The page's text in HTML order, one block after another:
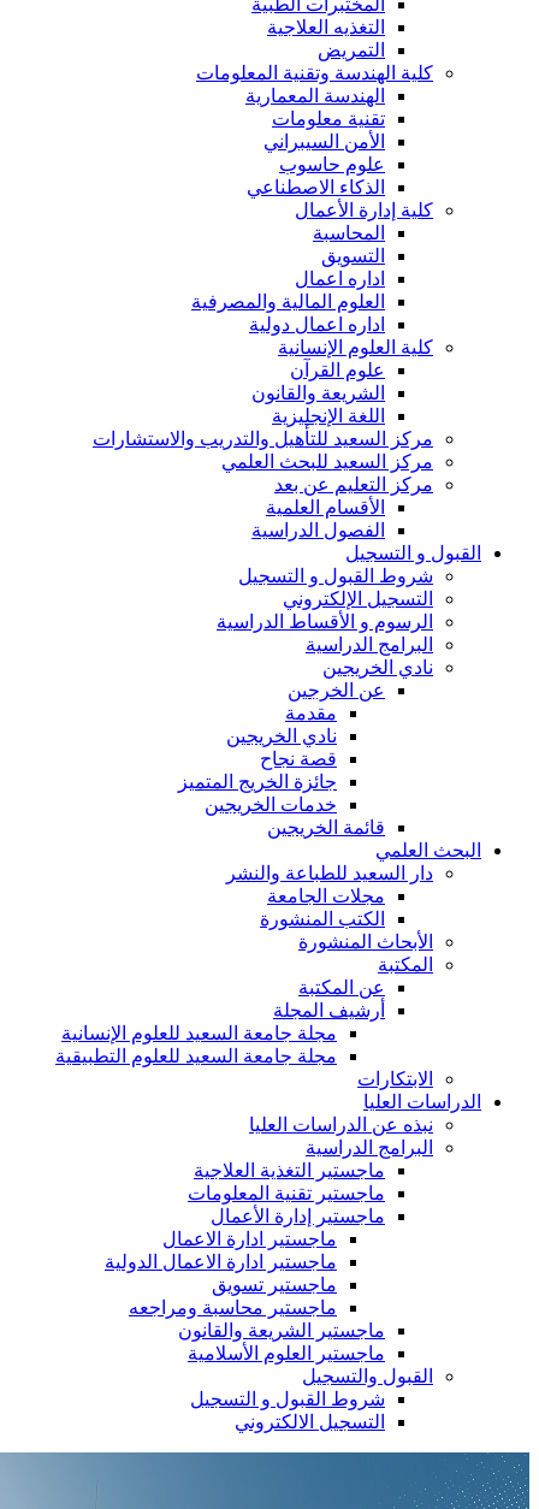
المختبرات الطبية
التغذيه العلاجية
التمريض
كلية الهندسة وتقنية المعلومات
الهندسة المعمارية
تقنية معلومات
الأمن السيبراني
علوم حاسوب
الذكاء الاصطناعي
كلية إدارة الأعمال
المحاسبة
التسويق
اداره اعمال
العلوم المالية والمصرفية
اداره اعمال دولية
كلية العلوم الإنسانية
علوم القرآن
الشريعة والقانون
اللغة الإنجليزية
مركز السعيد للتأهيل والتدريب والاستشارات
مركز السعيد للبحث العلمي
مركز التعليم عن بعد
الأقسام العلمية
الفصول الدراسية
القبول و التسجيل
شروط القبول و التسجيل
التسجيل الإلكتروني
الرسوم و الأقساط الدراسية
البرامج الدراسية
نادي الخريجين
عن الخرجين
مقدمة
نادي الخريجين
قصة نجاح
جائزة الخريج المتميز
خدمات الخريجين
قائمة الخريجين
البحث العلمي
دار السعيد للطباعة والنشر
مجلات الجامعة
الكتب المنشورة
الأبحاث المنشورة
المكتبة
عن المكتبة
أرشيف المجلة
مجلة جامعة السعيد للعلوم الإنسانية
مجلة جامعة السعيد للعلوم التطبيقية
الابتكارات
الدراسات العليا
نبذه عن الدراسات العليا
البرامج الدراسية
ماجستير التغذية العلاجية
ماجستير تقنية المعلومات
ماجستير إدارة الأعمال
ماجستير ادارة الاعمال
ماجستير ادارة الاعمال الدولية
ماجستير تسويق
ماجستير محاسبة ومراجعه
ماجستير الشريعة والقانون
ماجستير العلوم الأسلامية
القبول والتسجيل
شروط القبول و التسجيل
التسجيل الالكتروني